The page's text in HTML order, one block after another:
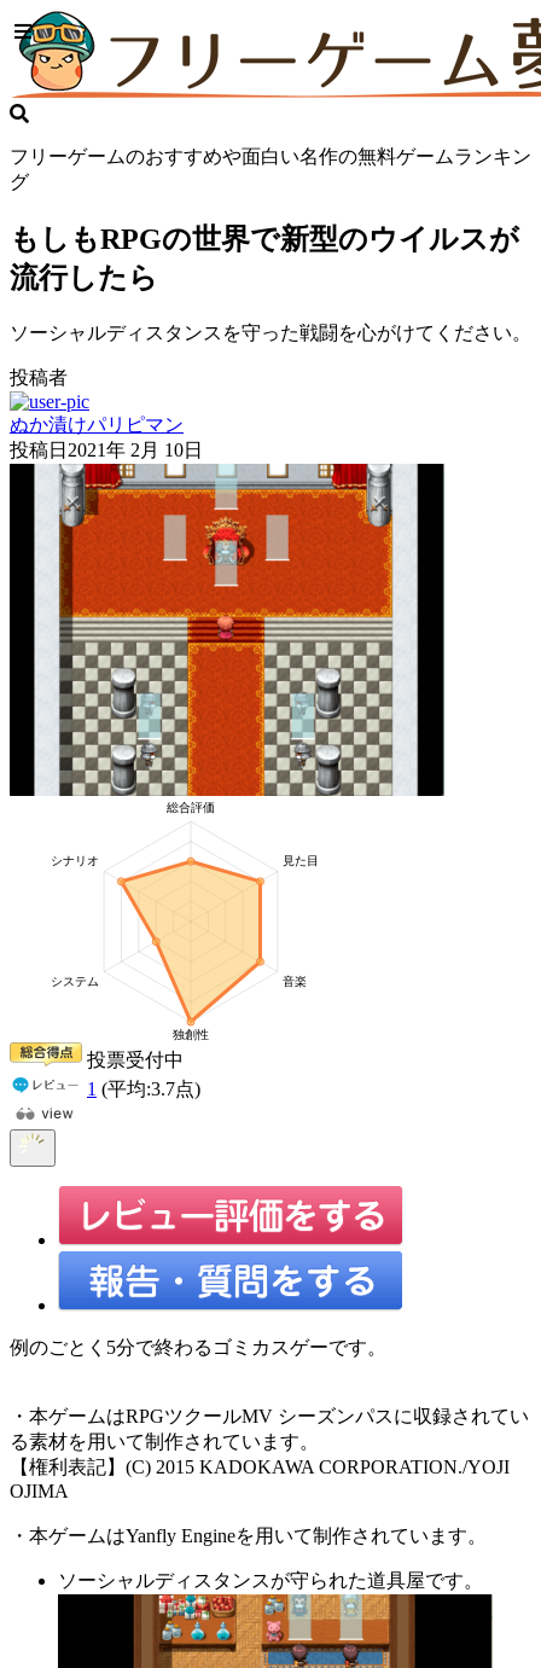
フリーゲームのおすすめや面白い名作の無料ゲームランキン
グ
もしもRPGの世界で新型のウイルスが
流行したら
ソーシャルディスタンスを守った戦闘を心がけてください。
投稿者
ぬか漬けパリピマン
投稿日 2021年 2月 10日
投票受付中
1 (平均:3.7点)
例のごとく5分で終わるゴミカスゲーです。
・本ゲームはRPGツクールMV シーズンパスに収録されてい
る素材を用いて制作されています。
【権利表記】(C) 2015 KADOKAWA CORPORATION./YOJI
OJIMA
・本ゲームはYanfly Engineを用いて制作されています。
ソーシャルディスタンスが守られた道具屋です。